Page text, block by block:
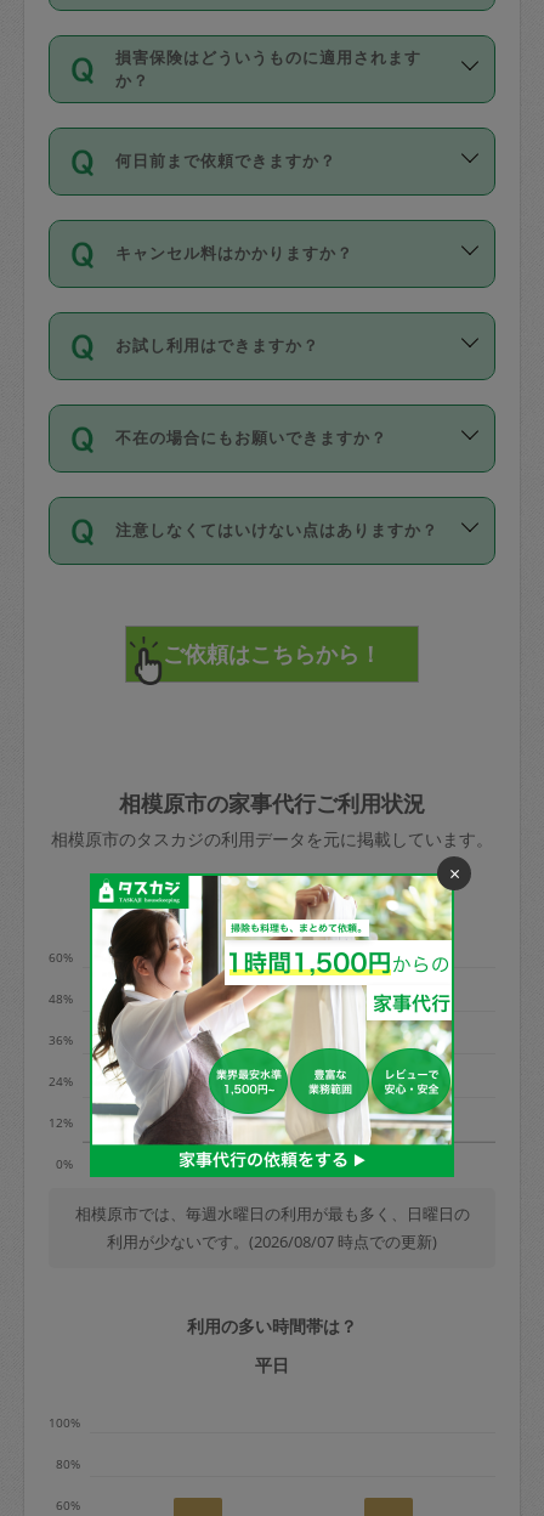
能です。依頼送信後、個別にタスカジさ
んにメッセージを送り調整してくださ
い。ただし、２時間を越えての調整はで
時間も被らない場合、損害保険の対象外
基本的に、高所での作業や危険作業、屋
外での作業は対象外です。
育園や学校の給食やレストランで料理関
係の専門職に従事されていた方、日本で
すでにハウスキーパーや英語の先生とし
てお仕事をしているフィリピン出身の
社員など様々なバックグラウンドの方が
登録しています。
日本語も話せる方など様々です。
ールに記載していますので、各自の得意
を依頼してください。
応募の際に、各自事務局との面接と説明
を行っています。その後、身分証明書の
写真提出をしていただいています。外国
確認しています。タスカジさんトレーニ
ング動画を使ったセルフトレーニングの
現場トライアルを受け、合格したタスカ
ジさんが活動されています。
※テストセンターの講評は１件目のレビュ
参考
【詳細】タスカジさんの登録に際
損害保険はどういうものに適用されます
か？
依頼者とタスカジさんとの間でタスカジ
を通して成立した作業時間内での作業に
適用されます。作業範囲は、掃除、洗
です。作業中に物を壊したり、人にけが
をさせたりした場合が対象で、補償金額
す。
写真を撮り、
詳細FAQ：
損害賠償保険について教えて
何日前まで依頼できますか？
ご依頼は、現在を起点に3日後（72時間
以降）の日時から受付可能となっていま
す。
タスカジさんへ「募集」をかけることが
可能です。
キャンセル料はかかりますか？
キャンセル料には、以下の2種類がありま
す。
1. 直前キャンセル（定期、スポット契約
共通）
72時間を超える※と、以下のキャンセル
料が発生します。
直前キャンセル料：
72時間前〜24時間前＝依頼料金の50%
依頼者不在による当日キャンセル＝依頼
金額の100%＋交通費全額
※例：依頼日時／土曜日午前9時開始の場
合、水曜日午前9時以降はキャンセル料が
発生
水曜日9時〜金曜日9時まで＝依頼料金の
50%
金曜日9時～土曜日8時まで＝依頼金額の
100%
土曜日8時〜実施時間＝依頼金額の100%
＋交通費全額
依頼者不在による当日キャンセル＝依頼
金額の100%＋交通費全額
定期契約をキャンセルする場合、毎週定
期は月2回まで隔週定期は月1回までキャ
お試し利用はできますか？
「お試し利用」というメニューはありま
せんが、「一回のみ」依頼を活用するこ
とによって、気に入ったタスカジさんを
まず、条件の合う気になるタスカジさ
みてください。
その後、一番気に入ったタスカジさんに
不在の場合にもお願いできますか？
不在の場合の作業はタスカジさんの同意
が必要です。数回の依頼ののち、タスカ
ジさんと依頼者の間で十分な信頼関係が
てください。
不在時に部屋に入るためにタスカジさん
きた場合は損害保険の対象外となるので
ご注意ください。
注意しなくてはいけない点はありますか？
で、必ず鍵のかかるロッカーや金庫に入
れて依頼者の責任の元管理するよう心掛
けてください。
玉、など
あわせてこちらも参照ください：初めて
利用します。注意しなくてはいけない点
はありますか？
相模原市の家事代行ご利用状況
相模原市のタスカジの利用データを元に掲載しています。
利用の多い曜日は？
0%
12%
24%
36%
48%
60%
水
相模原市では、毎週水曜日の利用が最も多く、日曜日の
利用が少ないです。(2026/08/07 時点での更新)
利用の多い時間帯は？
平日
60%
80%
100%
×